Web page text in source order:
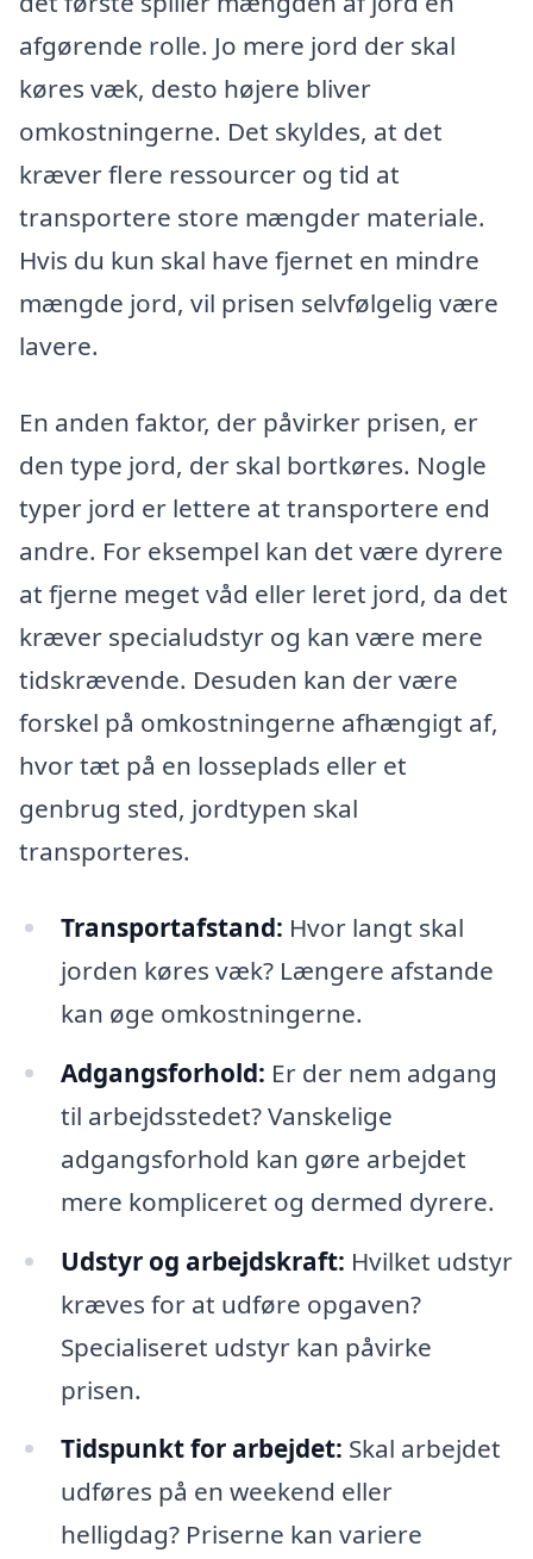
afgørende rolle. Jo mere jord der skal
køres væk, desto højere bliver
omkostningerne. Det skyldes, at det
kræver flere ressourcer og tid at
transportere store mængder materiale.
Hvis du kun skal have fjernet en mindre
mængde jord, vil prisen selvfølgelig være
lavere.
En anden faktor, der påvirker prisen, er
den type jord, der skal bortkøres. Nogle
typer jord er lettere at transportere end
andre. For eksempel kan det være dyrere
at fjerne meget våd eller leret jord, da det
kræver specialudstyr og kan være mere
tidskrævende. Desuden kan der være
forskel på omkostningerne afhængigt af,
hvor tæt på en losseplads eller et
genbrug sted, jordtypen skal
transporteres.
Transportafstand: Hvor langt skal
jorden køres væk? Længere afstande
kan øge omkostningerne.
Adgangsforhold: Er der nem adgang
til arbejdsstedet? Vanskelige
adgangsforhold kan gøre arbejdet
mere kompliceret og dermed dyrere.
Udstyr og arbejdskraft: Hvilket udstyr
kræves for at udføre opgaven?
Specialiseret udstyr kan påvirke
prisen.
Tidspunkt for arbejdet: Skal arbejdet
udføres på en weekend eller
helligdag? Priserne kan variere